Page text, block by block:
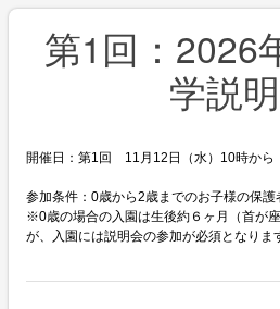
第1回：2026
学説
開催日：第1回 11月12日（水）10時から
参加条件：0歳から2歳までのお子様の保護
※0歳の場合の入園は生後約６ヶ月（首が
が、
入園には説明会の参加が必須となりま